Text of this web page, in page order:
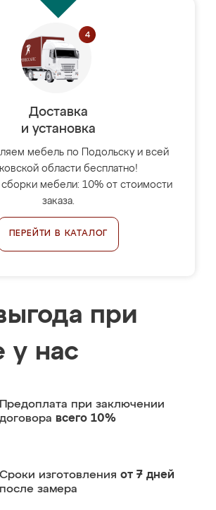
Доставка
и установка
мебель по Подольску и всей
области бесплатно!
мебели: 10% от стоимости
заказа.
ПЕРЕЙТИ В КАТАЛОГ
при
у нас
Предоплата при заключении
договора всего 10%
Сроки изготовления от 7 дней
после замера